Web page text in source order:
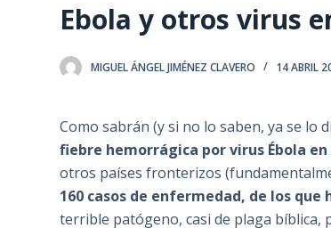
Ebola y otros virus
MIGUEL ÁNGEL JIMÉNEZ CLAVERO 14 ABRIL
Como sabrán (y si no lo saben, ya se lo
fiebre hemorrágica por virus Ébola
otros países fronterizos
160 casos de enfermedad, de los que
terrible patógeno, casi de plaga bíblica,